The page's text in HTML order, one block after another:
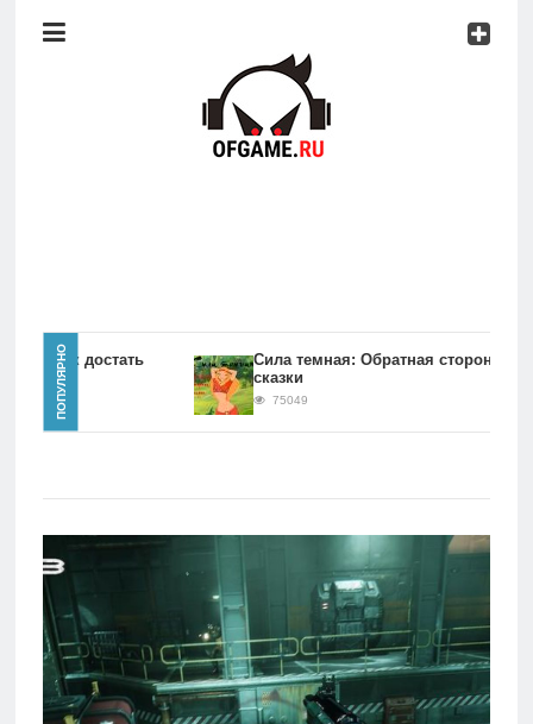
Консоли
Главная
игры
Мобильное
Культовые
игры
ПОПУЛЯРНО
Как достать
Сила темная: Обратная сторона
сказки
75049